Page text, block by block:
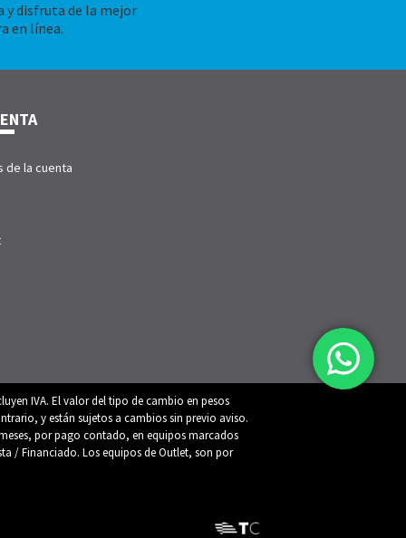
y disfruta de la mejor
en línea.
de la cuenta
IVA. El valor del tipo de cambio en pesos
y están sujetos a cambios sin previo aviso.
por pago contado, en equipos marcados
/ Financiado. Los equipos de Outlet, son por